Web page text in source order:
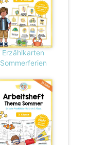
Erzählkarten
Sommerferien